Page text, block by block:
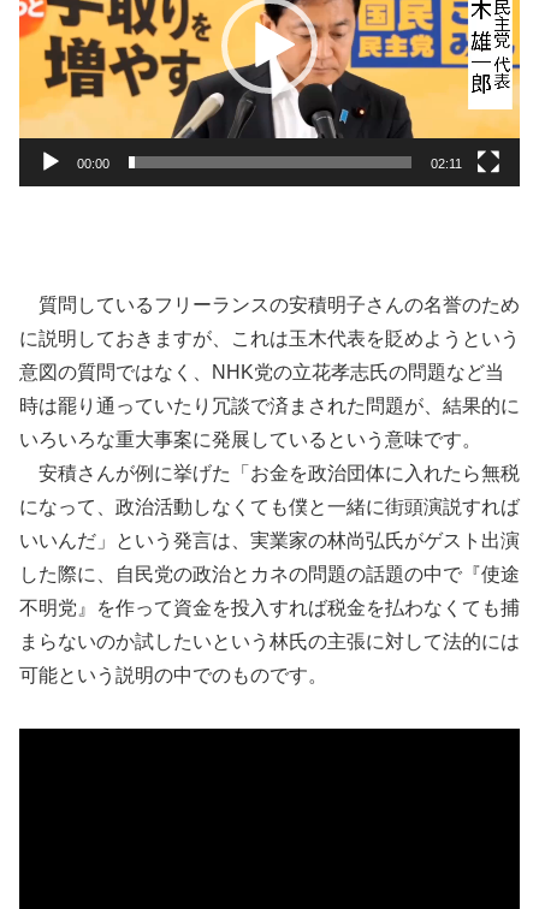
レ
ー
00:00 02:11
質問しているフリーランスの安積明子さんの名誉のため
に説明しておきますが、これは玉木代表を貶めようという
意図の質問ではなく、NHK党の立花孝志氏の問題など当
時は罷り通っていたり冗談で済まされた問題が、結果的に
いろいろな重大事案に発展しているという意味です。
安積さんが例に挙げた「お金を政治団体に入れたら無税
になって、政治活動しなくても僕と一緒に街頭演説すれば
いいんだ」という発言は、実業家の林尚弘氏がゲスト出演
した際に、自民党の政治とカネの問題の話題の中で『使途
不明党』を作って資金を投入すれば税金を払わなくても捕
まらないのか試したいという林氏の主張に対して法的には
可能という説明の中でのものです。